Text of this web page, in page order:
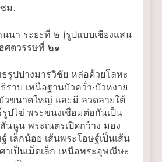
ม.
นา ระยะที่ ๒ (รูปแบบเชียงแสน
ศตวรรษที่ ๒๑
รูปปางมารวิชัย หล่อด้วยโลหะ
าบ เหนือฐานบัวคว่ำ-บัวหงาย
วขนาดใหญ่ และมี ลวดลายใต้
ปไข่ พระขนงเชื่อมต่อกันเป็น
นนูน พระเนตรเปิดกว้าง มอง
เล็กน้อย เส้นพระโอษฐ์เป็นเส้น
าเป็นเม็ดเล็ก เหนือพระอุษณีษะ